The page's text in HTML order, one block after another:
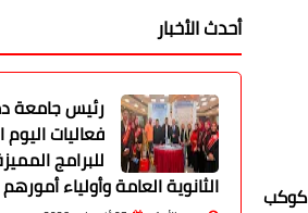
كوكب
أحدث الأخبار
رئيس جامعة
فعاليات
للبرامج
الثانوية العامة وأولياء أمورهم